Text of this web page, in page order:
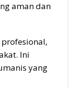
aman dan
Ini
yang